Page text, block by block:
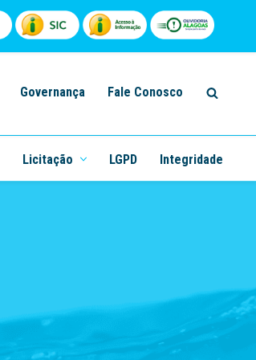
Governança Fale Conosco
Licitação LGPD Integridade